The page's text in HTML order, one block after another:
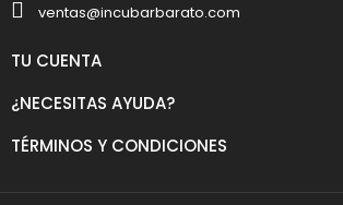
ventas@incubarbarato.com
TU CUENTA
¿NECESITAS AYUDA?
TÉRMINOS Y CONDICIONES